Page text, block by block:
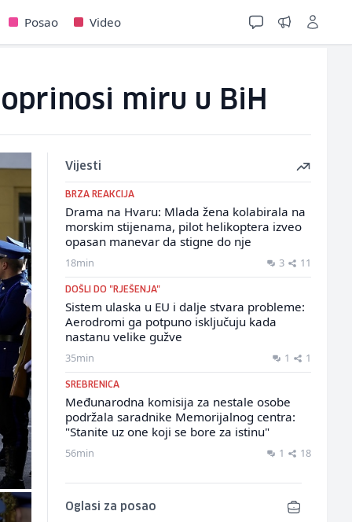
Posao Video
miru u BiH
Vijesti
BRZA REAKCIJA
Drama na Hvaru: Mlada žena kolabirala na
morskim stijenama, pilot helikoptera izveo
opasan manevar da stigne do nje
18min 3 11
DOŠLI DO "RJEŠENJA"
Sistem ulaska u EU i dalje stvara probleme:
Aerodromi ga potpuno isključuju kada
nastanu velike gužve
35min 1 1
SREBRENICA
Međunarodna komisija za nestale osobe
podržala saradnike Memorijalnog centra:
"Stanite uz one koji se bore za istinu"
56min 1 18
Oglasi za posao